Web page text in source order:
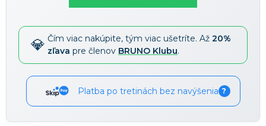
Čím viac nakúpite, tým viac ušetríte. Až 20%
zľava pre členov BRUNO Klubu.
Platba po tretinách bez navýšenia ?